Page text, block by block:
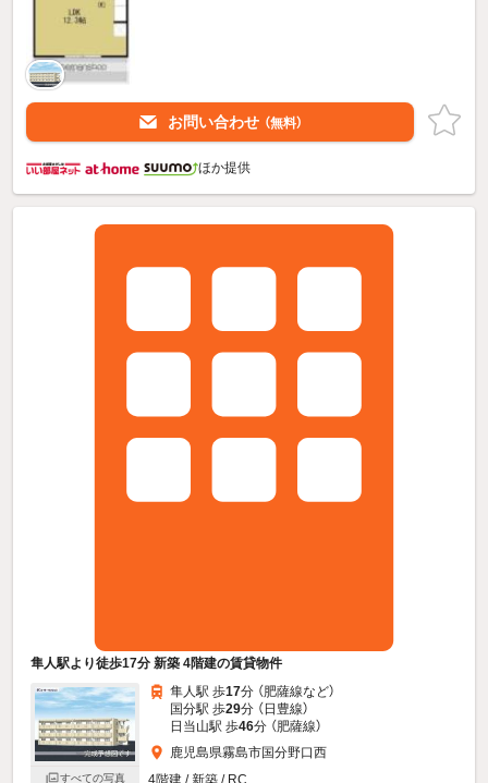
お問い合わせ （無料）
ほか提供
隼人駅より徒歩17分 新築 4階建の賃貸物件
すべての写真
隼人駅 歩17分 （肥薩線など）
国分駅 歩29分 （日豊線）
日当山駅 歩46分 （肥薩線）
鹿児島県霧島市国分野口西
4階建 / 新築 / RC